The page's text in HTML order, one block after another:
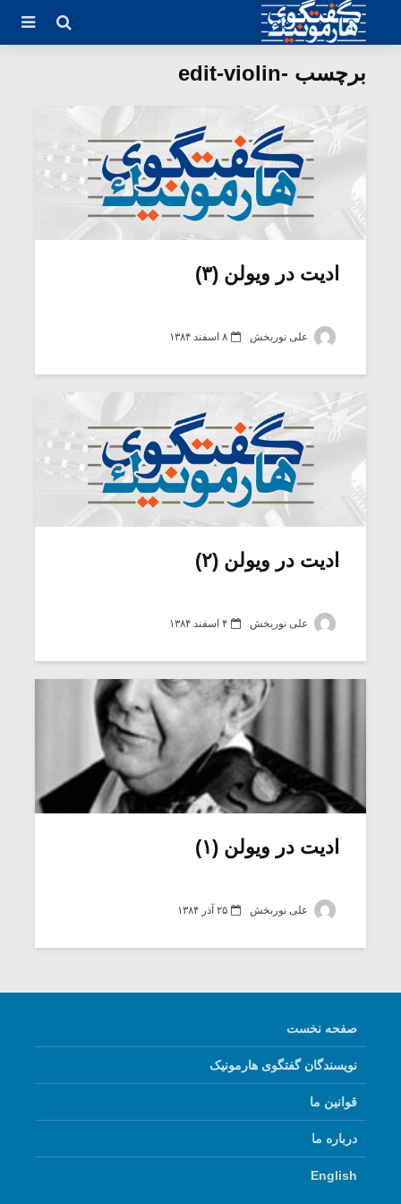
برچسب -edit-violin
ادیت در ویولن (۳)
علی نوربخش ۸ اسفند ۱۳۸۴
ادیت در ویولن (۲)
علی نوربخش ۴ اسفند ۱۳۸۴
ادیت در ویولن (۱)
علی نوربخش ۲۵ آذر ۱۳۸۴
صفحه نخست
نویسندگان گفتگوی هارمونیک
قوانین ما
درباره ما
English
میکلوش روژا موریس ژار